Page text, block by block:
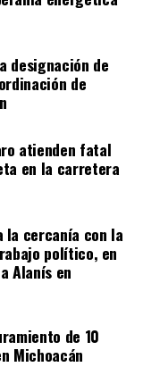
la
en
designación de
de
atienden fatal
en la carretera
la cercanía con la
político, en
Alanís en
de 10
Michoacán